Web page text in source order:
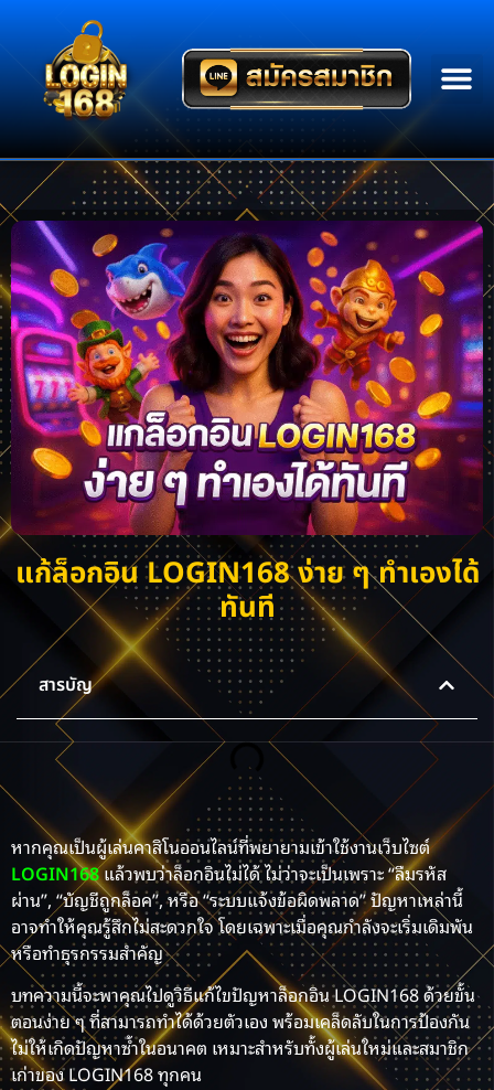
แก้ล็อกอิน LOGIN168 ง่าย ๆ ทำเองได้
ทันที
สารบัญ
หากคุณเป็นผู้เล่นคาสิโนออนไลน์ที่พยายามเข้าใช้งานเว็บไซต์
LOGIN168แล้วพบว่าล็อกอินไม่ได้ ไม่ว่าจะเป็นเพราะ “ลืมรหัส
ผ่าน”, “บัญชีถูกล็อค”, หรือ “ระบบแจ้งข้อผิดพลาด” ปัญหาเหล่านี้
อาจทำให้คุณรู้สึกไม่สะดวกใจ โดยเฉพาะเมื่อคุณกำลังจะเริ่มเดิมพัน
หรือทำธุรกรรมสำคัญ
บทความนี้จะพาคุณไปดูวิธีแก้ไขปัญหาล็อกอิน LOGIN168 ด้วยขั้น
ตอนง่าย ๆ ที่สามารถทำได้ด้วยตัวเอง พร้อมเคล็ดลับในการป้องกัน
ไม่ให้เกิดปัญหาซ้ำในอนาคต เหมาะสำหรับทั้งผู้เล่นใหม่และสมาชิก
เก่าของ LOGIN168 ทุกคน